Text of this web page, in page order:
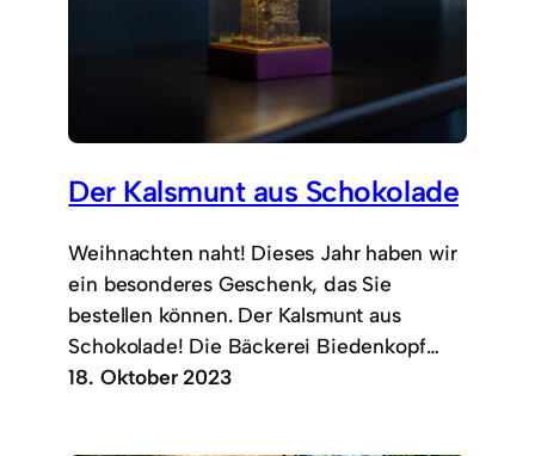
Der Kalsmunt aus Schokolade
Weihnachten naht! Dieses Jahr haben wir
ein besonderes Geschenk, das Sie
bestellen können. Der Kalsmunt aus
Schokolade! Die Bäckerei Biedenkopf…
18. Oktober 2023